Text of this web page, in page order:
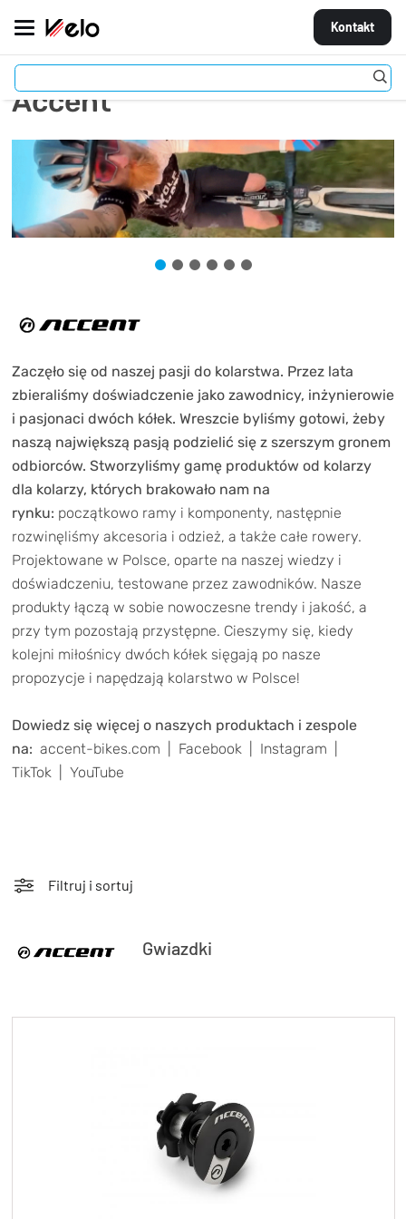
Kontakt
MARKI
ROWERY
AKCESORIA
Kup bon podarunkowy
OGUMIENIE
Zestawy opon Vittoria teraz w
promocji z eBonem 60zł na kolejne
zakupy!
Sprawdź teraz >>>
KOŁA
TRENING
WYPRZEDAŻ
OUTLET
KryptoFlex Key Cable
NOWOŚCI
BONY
PROMOCJE
KONTAKT
Accent
Zaczęło się od naszej pasji do kolarstwa. Przez lata
zbieraliśmy doświadczenie jako zawodnicy, inżynierowie
i pasjonaci dwóch kółek. Wreszcie byliśmy gotowi, żeby
naszą największą pasją podzielić się z szerszym gronem
odbiorców. Stworzyliśmy gamę produktów od kolarzy
dla kolarzy, których brakowało nam na
rynku: początkowo ramy i komponenty, następnie
rozwinęliśmy akcesoria i odzież, a także całe rowery.
Projektowane w Polsce, oparte na naszej wiedzy i
doświadczeniu, testowane przez zawodników. Nasze
produkty łączą w sobie nowoczesne trendy i jakość, a
przy tym pozostają przystępne. Cieszymy się, kiedy
kolejni miłośnicy dwóch kółek sięgają po nasze
propozycje i napędzają kolarstwo w Polsce!
Dowiedz się więcej o naszych produktach i zespole
na: accent-bikes.com Facebook Instagram
TikTok
YouTube
Filtruj i sortuj
Gwiazdki